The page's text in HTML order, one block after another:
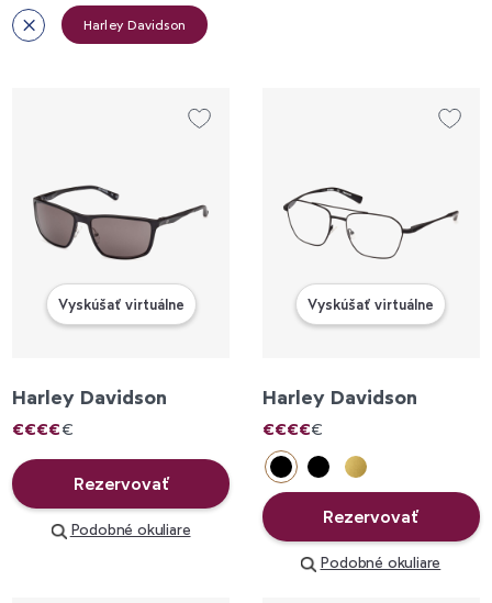
Harley Davidson
Vyskúšať virtuálne
Harley Davidson
€€€€€
Rezervovať
Podobné okuliare
Vyskúšať virtuálne
Harley Davidson
€€€€€
Rezervovať
Podobné okuliare